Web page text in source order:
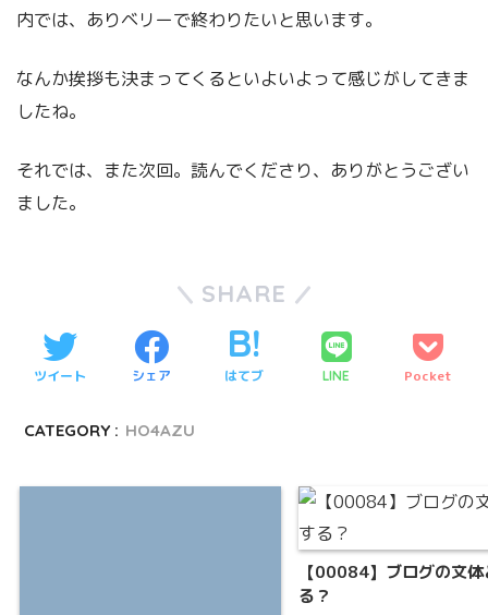
内では、ありベリーで終わりたいと思います。
なんか挨拶も決まってくるといよいよって感じがしてきま
したね。
それでは、また次回。読んでくださり、ありがとうござい
ました。
SHARE
ツイート シェア はてブ LINE Pocket
CATEGORY : HO4AZU
【00084】ブログの文
る？